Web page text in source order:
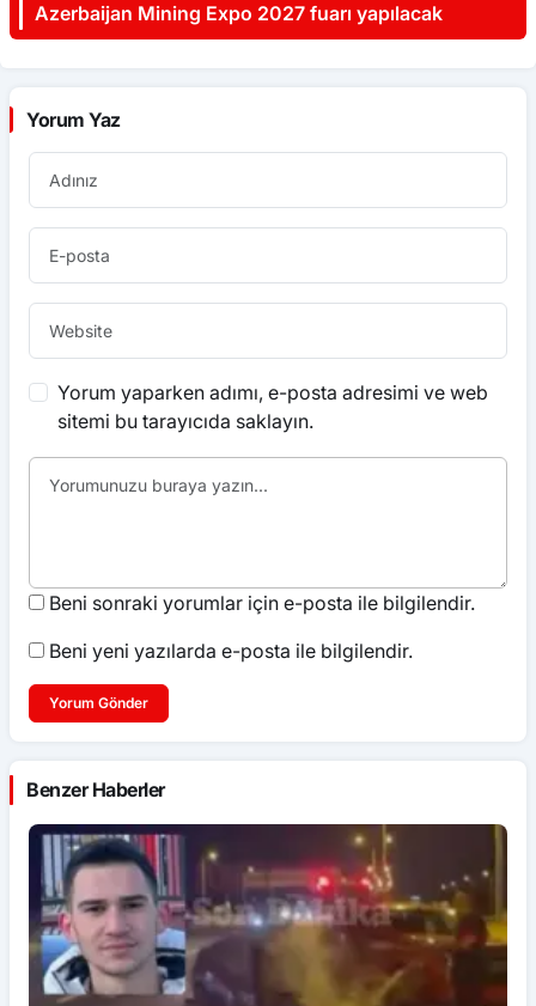
Azerbaijan Mining Expo 2027 fuarı yapılacak
Yorum Yaz
Yorum yaparken adımı, e-posta adresimi ve web
sitemi bu tarayıcıda saklayın.
Beni sonraki yorumlar için e-posta ile bilgilendir.
Beni yeni yazılarda e-posta ile bilgilendir.
Yorum Gönder
Benzer Haberler